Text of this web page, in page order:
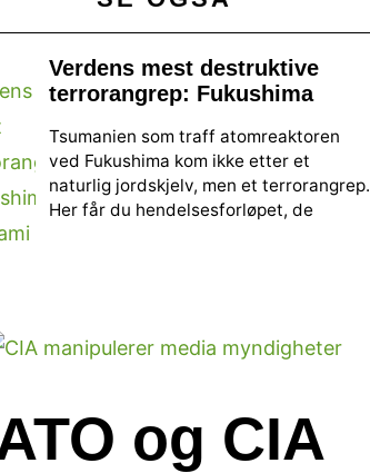
Verdens mest destruktive
terrorangrep: Fukushima
Tsumanien som traff atomreaktoren
ved Fukushima kom ikke etter et
naturlig jordskjelv, men et terrorangrep.
Her får du hendelsesforløpet, de
og CIA